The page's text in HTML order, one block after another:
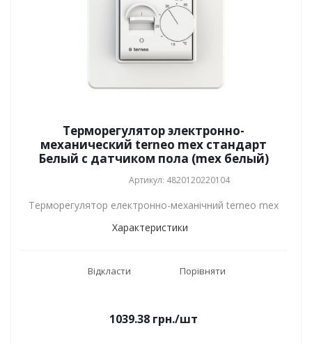
Терморегулятор электронно-
механический terneo mex стандарт
Белый с датчиком пола (mex белый)
Артикул: 4820120220104
Терморегулятор електронно-механічний terneo mex
Характеристики
Відкласти Порівняти
1039.38 грн./шт